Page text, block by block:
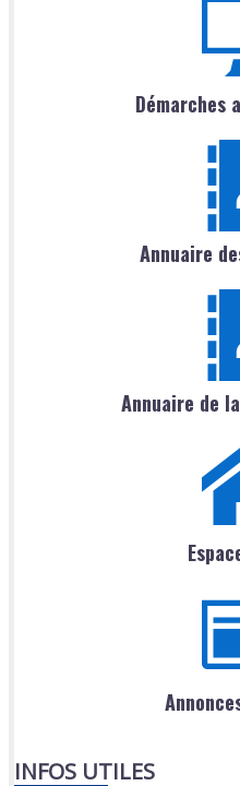
Démarches
Annuaire
Annuaire de
INFOS UTILES